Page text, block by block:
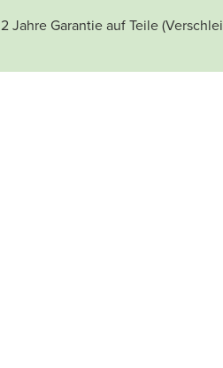
2 Jahre Garantie auf Teile